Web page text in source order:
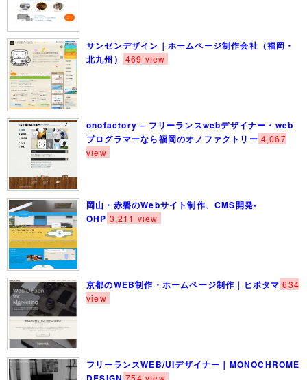
サンゼンデザイン｜ホームページ制作会社（福岡・
北九州）
469 view
onofactory – フリーランスwebデザイナー・web
プログラマーなら福岡のオノファクトリー 4,067
view
岡山・赤磐のWebサイト制作、CMS開発-
OHP 3,211 view
京都のWEB制作・ホームページ制作｜ヒポタマ 634
view
フリーランスWEB/UIデザイナー｜MONOCHROME
754 view